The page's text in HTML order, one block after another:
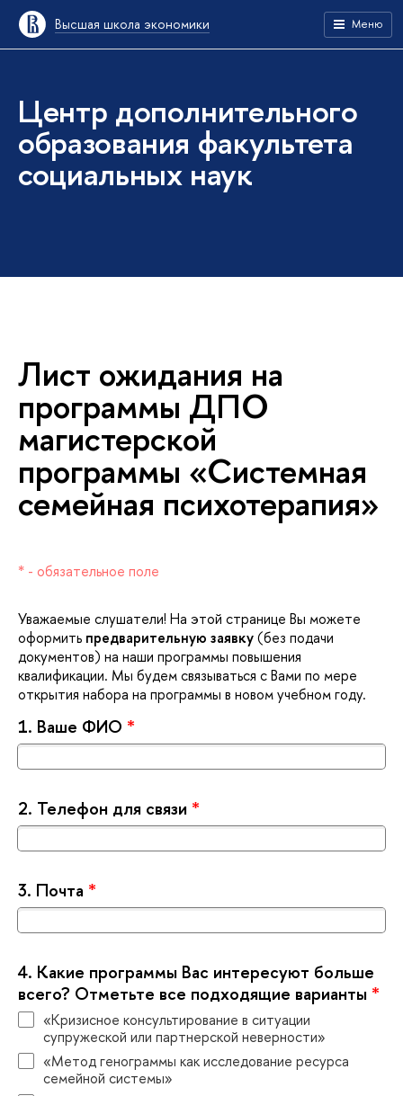
ысшая школа экономики Меню
Центр дополнительного
образования факультета
социальных наук
Лист ожидания на
программы ДПО
магистерской
программы «Системная
семейная психотерапия»
* - обязательное поле
Уважаемые слушатели! На этой странице Вы можете
оформить предварительную заявку(без подачи
документов) на наши программы повышения
квалификации. Мы будем связываться с Вами по мере
открытия набора на программы в новом учебном году.
1. аше ФИО *
2. Телефон для связи *
3. Почта *
4. Какие программы Вас интересуют больше
сего? Отметьте все подходящие варианты *
«Кризисное консультирование в ситуации
супружеской или партнерской неверности»
«Метод генограммы как исследование ресурса
семейной системы»